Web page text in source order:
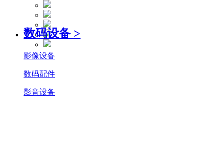
数码设备 >
影像设备
数码配件
影音设备